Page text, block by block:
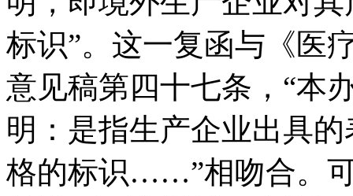
标识”。这一复函与《医
意见稿第四十七条，“
明：是指生产企业出具
格的标识……”相吻合。